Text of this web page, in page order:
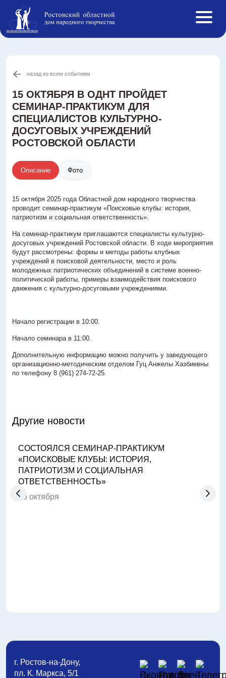
События ОДНТ
Студии и кружки
Творческие коллективы
Инклюзивная творческая лаборатория
Противодействие коррупции
Услуги
Антитеррористическая деятельность
Контакты
3D-тур
+7 (863) 251-66-09
назад ко всем событиям
15 ОКТЯБРЯ В ОДНТ ПРОЙДЕТ
СЕМИНАР-ПРАКТИКУМ ДЛЯ
СПЕЦИАЛИСТОВ КУЛЬТУРНО-
ДОСУГОВЫХ УЧРЕЖДЕНИЙ
РОСТОВСКОЙ ОБЛАСТИ
Описание Фото
15 октября 2025 года Областной дом народного творчества
проводит семинар-практикум «Поисковые клубы: история,
патриотизм и социальная ответственность».
На семинар-практикум приглашаются специалисты культурно-
досуговых учреждений Ростовской области. В ходе мероприятия
будут рассмотрены: формы и методы работы клубных
учреждений в поисковой деятельности, место и роль
молодежных патриотических объединений в системе военно-
политической работы, примеры взаимодействия поискового
движения с культурно-досуговыми учреждениями.
Начало регистрации в 10:00.
Начало семинара в 11:00.
Дополнительную информацию можно получить у заведующего
организационно-методическим отделом Гуц Анжелы Хазбиевны
по телефону 8 (961) 274-72-25.
Другие новости
СОСТОЯЛСЯ СЕМИНАР-ПРАКТИКУМ
«ПОИСКОВЫЕ КЛУБЫ: ИСТОРИЯ,
ПАТРИОТИЗМ И СОЦИАЛЬНАЯ
ОТВЕТСТВЕННОСТЬ»
15 октября
г. Ростов-на-Дону,
пл. К. Маркса, 5/1